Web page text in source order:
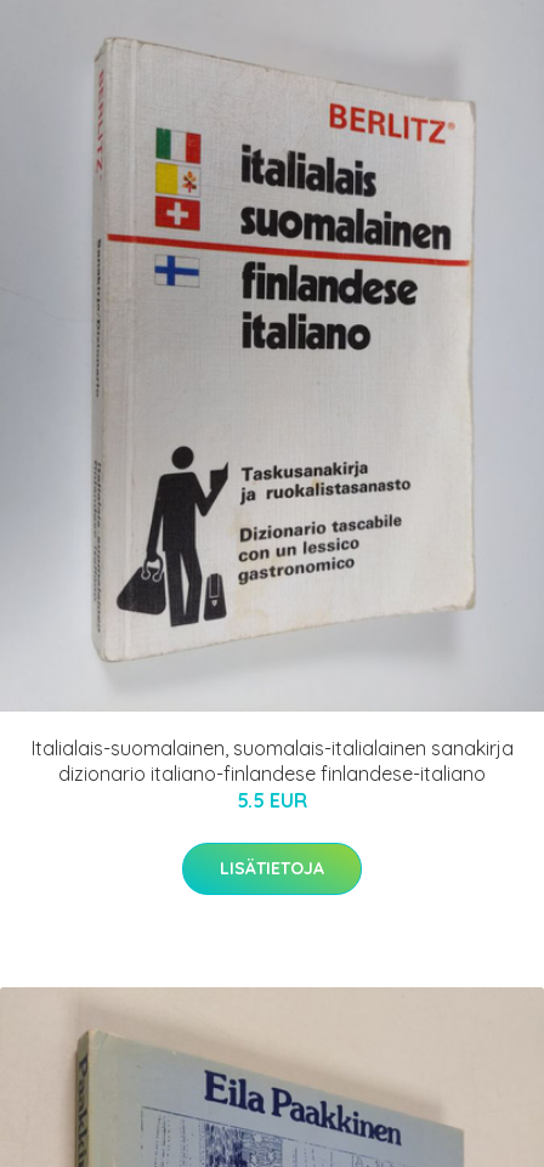
Italialais-suomalainen, suomalais-italialainen sanakirja
dizionario italiano-finlandese finlandese-italiano
5.5 EUR
LISÄTIETOJA